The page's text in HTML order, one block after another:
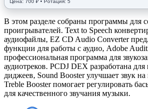
В этом разделе собраны программы для
проигрывателей. Text to Speech
аудиофайлы, EZ CD Audio Converter
функции для работы с аудио, Adobe
профессиональная программа для
аудиотреков. PCDJ DEX разработана
диджеев, Sound Booster улучшает звук
Treble Booster помогает регулировать
для качественного звучания музыки.